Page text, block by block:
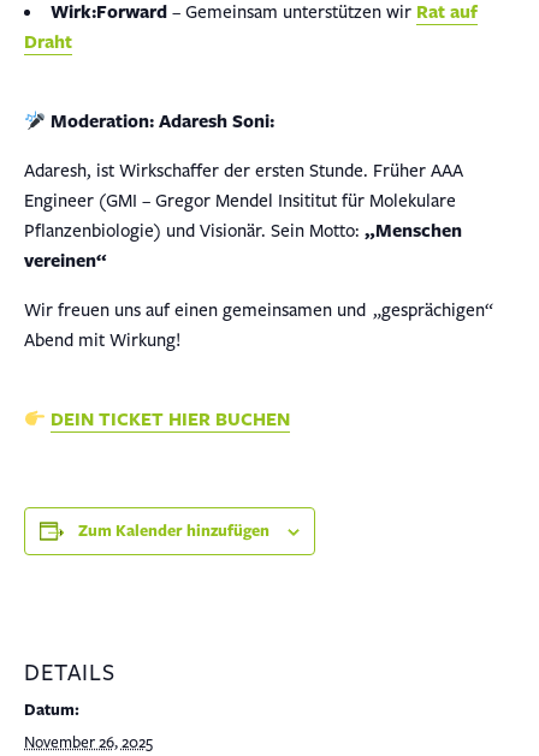
Wirk:Forward – Gemeinsam unterstützen wir Rat auf
Draht
Moderation:Adaresh Soni:
Adaresh, ist Wirkschaffer der ersten Stunde. Früher AAA
Engineer (GMI – Gregor Mendel Insititut für Molekulare
Pflanzenbiologie) und Visionär. Sein Motto: „Menschen
vereinen“
Wir freuen uns auf einen gemeinsamen und „gesprächigen“
Abend mit Wirkung!
DEIN TICKET HIER BUCHEN
Zum Kalender hinzufügen
DETAILS
Datum:
November 26, 2025